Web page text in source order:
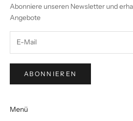
Abonniere unseren Newsletter und
Angebote
ABONNIEREN
Menü